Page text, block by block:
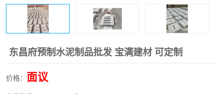
东昌府预制水泥制品批发 宝满建材 可定制
价格： 面议